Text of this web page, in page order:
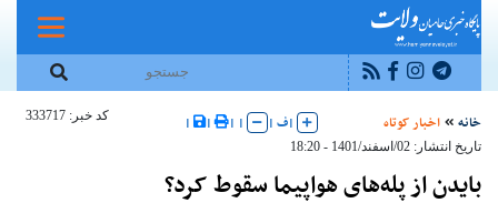
خانه اخبار کوتاه |ف |
|
|
|
|
کد خبر: 333717
تاریخ انتشار: 02/اسفند/1401 - 18:20
بایدن از پله‌های هواپیما سقوط کرد؟